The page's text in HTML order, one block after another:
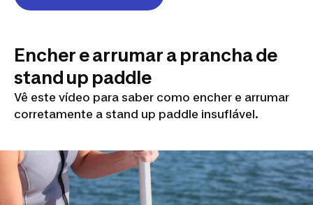
Encher e arrumar a prancha de
stand up paddle
Vê este vídeo para saber como encher e arrumar
corretamente a stand up paddle insuflável.